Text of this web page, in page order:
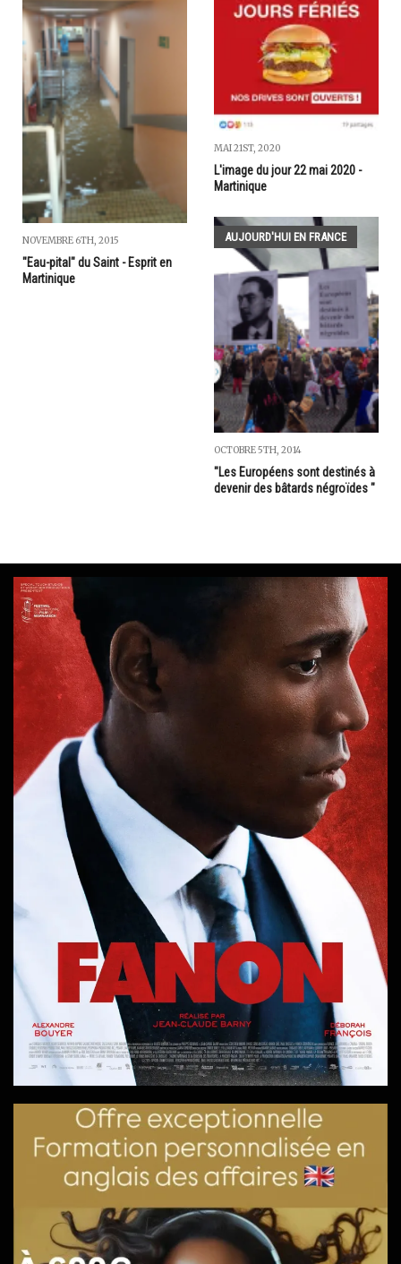
NOVEMBRE 6TH, 2015
"Eau-pital" du Saint - Esprit en
Martinique
MAI 21ST, 2020
L'image du jour 22 mai 2020 -
Martinique
AUJOURD'HUI EN FRANCE
OCTOBRE 5TH, 2014
"Les Européens sont destinés à
devenir des bâtards négroïdes "